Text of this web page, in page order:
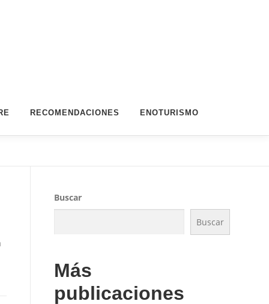
RECOMENDACIONES ENOTURISMO
Buscar
Buscar
Más
publicaciones